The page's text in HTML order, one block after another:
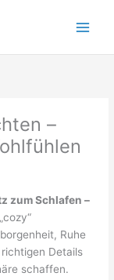
–
zum Schlafen –
Ruhe
Details
schaffen.